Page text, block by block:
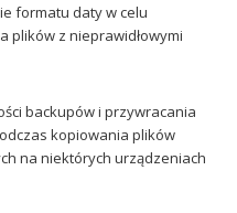
formatu daty w celu
plików z nieprawidłowymi
backupów i przywracania
kopiowania plików
na niektórych urządzeniach